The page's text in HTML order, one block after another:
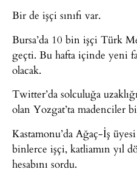
Bir de işçi sınıfı var.
Bursa’da 10 bin işçi Türk
geçti. Bu hafta içinde yeni
olacak.
Twitter’da solculuğa
olan Yozgat’ta madenciler
Kastamonu’da Ağaç-İş
binlerce işçi, katliamın yıl
hesabını sordu.